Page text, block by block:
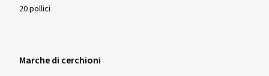
20 pollici
Marche di cerchioni